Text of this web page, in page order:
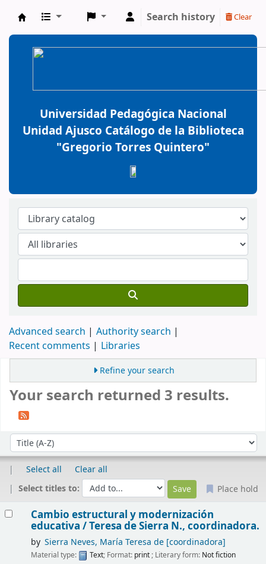
BiblioGTQ
Search history Clear
Universidad Pedagógica Nacional
Unidad Ajusco Catálogo de la Biblioteca
"Gregorio Torres Quintero"
Advanced search
Authority search
Recent comments
Libraries
Refine your search
Your search returned 3 results.
Sort by:
Select all
Clear all
Select titles to:
Place hold
Cambio estructural y modernización
educativa /Teresa de Sierra N., coordinadora.
by Sierra Neves, María Teresa de[coordinadora]
Material type: Text; Format: print; Literary form: Not fiction